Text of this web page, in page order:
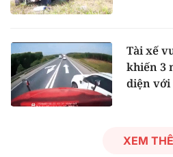
Tài xế
khiến 3
diện với
XEM